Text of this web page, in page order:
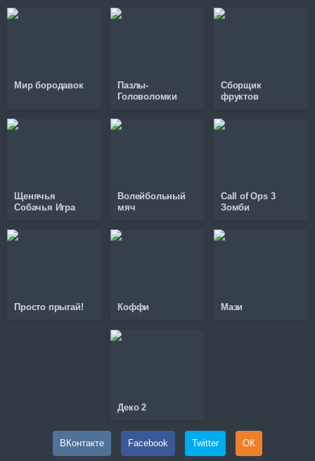
Мир бородавок
Пазлы-
Головоломки
Сборщик
фруктов
Щенячья
Собачья Игра
Волейбольный
мяч
Call of Ops 3
Зомби
Просто прыгай! Коффи Мази
Деко 2
ВКонтакте Facebook Twitter ОК